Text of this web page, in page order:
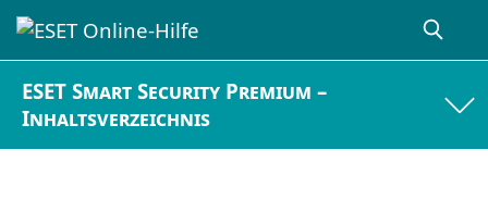
ESET Smart Security Premium –
Inhaltsverzeichnis